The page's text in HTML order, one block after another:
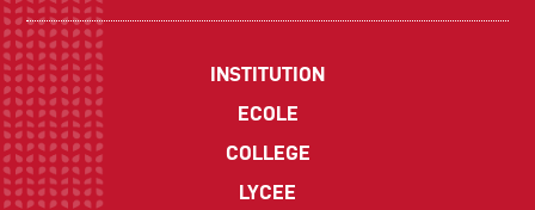
INSTITUTION
ECOLE
COLLEGE
LYCEE